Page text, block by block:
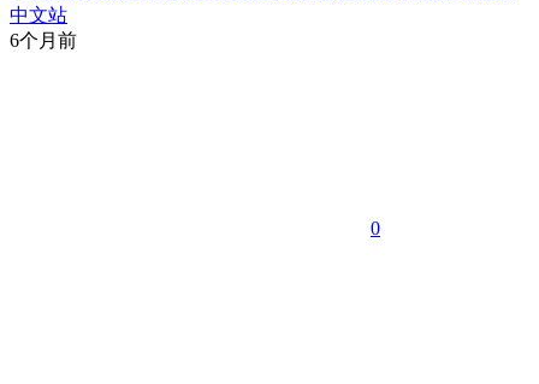
6个月前
0